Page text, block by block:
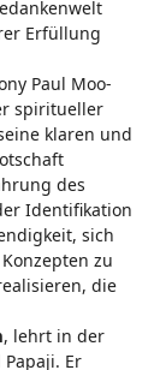
Erfüllung
Paul Moo-
spiritueller
klaren und
des
Identifikation
sich
zu
die
, lehrt in der
Er